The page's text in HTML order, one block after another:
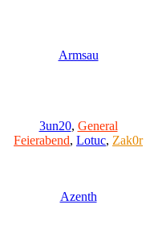
Armsau
3un20, General
Feierabend, Lotuc, Zak0r
Azenth